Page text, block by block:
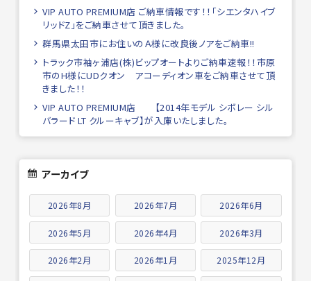
VIP AUTO PREMIUM店 ご納車情報です！！「シエンタハイブ
リッドZ」をご納車させて頂きました。
群馬県太田市にお住いのＡ様に改良後ノアをご納車!!
トラック市袖ヶ浦店(株)ビップオートよりご納車速報！！市原
市のH様にUDクオン アコーディオン車をご納車させて頂
きました！！
VIP AUTO PREMIUM店 【2014年モデル シボレー シル
バラード LT クルーキャブ】が入庫いたしました。
アーカイブ
2026年8月 2026年7月 2026年6月
2026年5月 2026年4月 2026年3月
2026年2月 2026年1月 2025年12月